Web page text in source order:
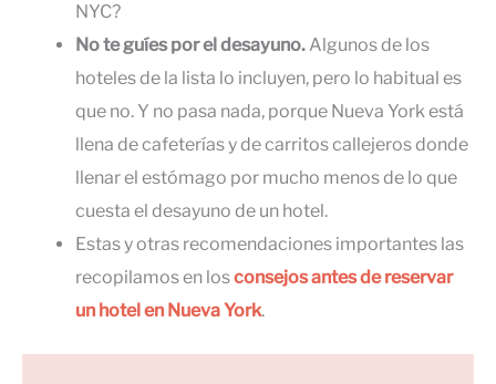
NYC?
No te guíes por el desayuno. Algunos de los
hoteles de la lista lo incluyen, pero lo habitual es
que no. Y no pasa nada, porque Nueva York está
llena de cafeterías y de carritos callejeros donde
llenar el estómago por mucho menos de lo que
cuesta el desayuno de un hotel.
Estas y otras recomendaciones importantes las
recopilamos en losconsejos antes de reservar
un hotel en Nueva York.